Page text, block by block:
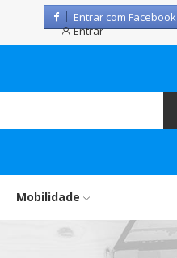
Entrar com Facebook
Entrar
Mobilidade